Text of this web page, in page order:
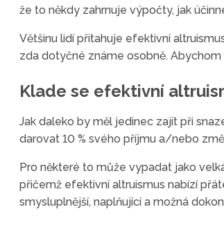
že to někdy zahrnuje výpočty, jak
Většinu lidí přitahuje efektivní
zda dotyčné známe osobně.
Klade se efektivní
Jak daleko by měl jedinec zajít při
darovat 10 % svého příjmu a/nebo
Pro některé to může vypadat jako
přičemž efektivní altruismus nabízí
smysluplnější, naplňující a možná